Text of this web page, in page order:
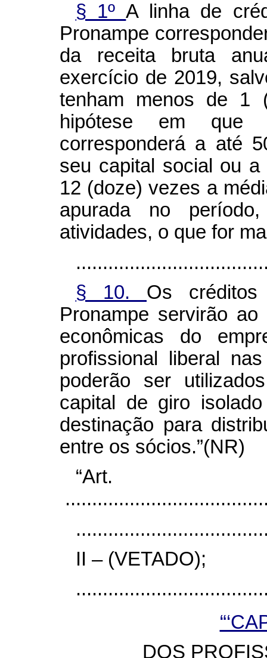
§ 1ºA linha de
Pronampe
da receita bruta
exercício de 2019,
tenham menos de 1
hipótese em que
corresponderá a até
seu capital social ou
12 (doze) vezes a
apurada no
atividades, o que for
§ 10. Os
Pronampe servirão
econômicas do
profissional liberal
poderão ser
capital de giro
destinação para
entre os sócios.”(NR)
II – (VETADO);
DOS